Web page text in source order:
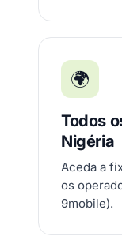
🌍
Todos
Nigéria
Aceda a
os
9mobile).